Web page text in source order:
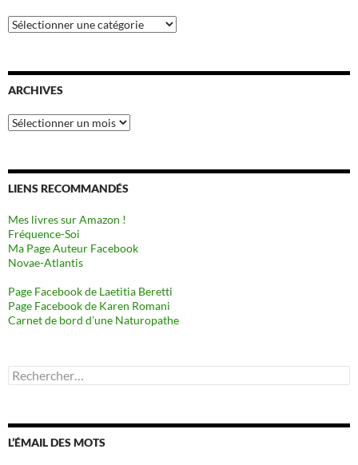
Catégories
ARCHIVES
Archives
LIENS RECOMMANDÉS
Mes livres sur Amazon !
Fréquence-Soi
Ma Page Auteur Facebook
Novae-Atlantis
Page Facebook de Laetitia Beretti
Page Facebook de Karen Romani
Carnet de bord d’une Naturopathe
Rechercher :
L’ÉMAIL DES MOTS